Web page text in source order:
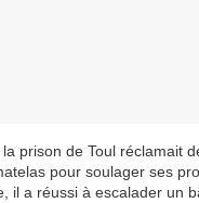
prison de Toul réclamait
pour soulager ses
il a réussi à escalader un